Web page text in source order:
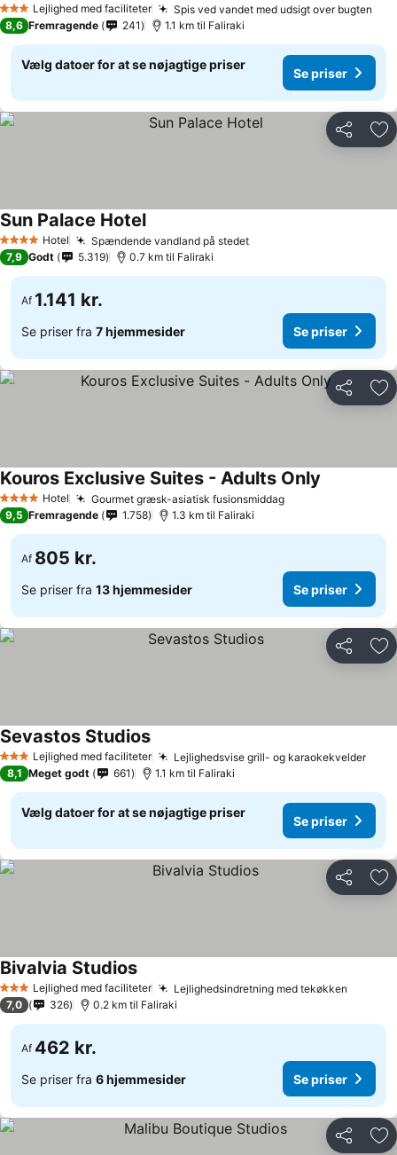
3 StjernerLejlighed med faciliteter
Spis ved vandet med udsigt over bugten
8,6 Fremragende 241 1.1 km til Faliraki
Vælg datoer for at se nøjagtige priser
Se priser
Del
4 StjernerHotel Spændende vandland på stedet
Sun Palace Hotel
7,9 Godt 5.319 0.7 km til Faliraki
Af 1.141 kr.
Se priser fra 7 hjemmesider Se priser
Del
4 StjernerHotel Gourmet græsk-asiatisk fusionsmiddag
Kouros Exclusive Suites - Adults Only
9,5 Fremragende 1.758 1.3 km til Faliraki
Af 805 kr.
Se priser fra 13 hjemmesider Se priser
Del
3 StjernerLejlighed med faciliteter Lejlighedsvise grill- og karaokekvelder
Sevastos Studios
8,1 Meget godt 661 1.1 km til Faliraki
Vælg datoer for at se nøjagtige priser
Se priser
Del
3 StjernerLejlighed med faciliteter Lejlighedsindretning med tekøkken
Bivalvia Studios
7,0 326 0.2 km til Faliraki
Af 462 kr.
Se priser fra 6 hjemmesider Se priser
Del